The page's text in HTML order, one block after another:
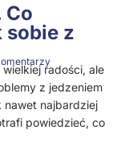
Co
sobie z
radości, ale
z jedzeniem
nawet najbardziej
powiedzieć, co